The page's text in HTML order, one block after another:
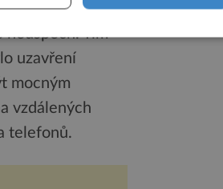
neúspěch. Tím
uzavření
mocným
vzdálených
telefonů.